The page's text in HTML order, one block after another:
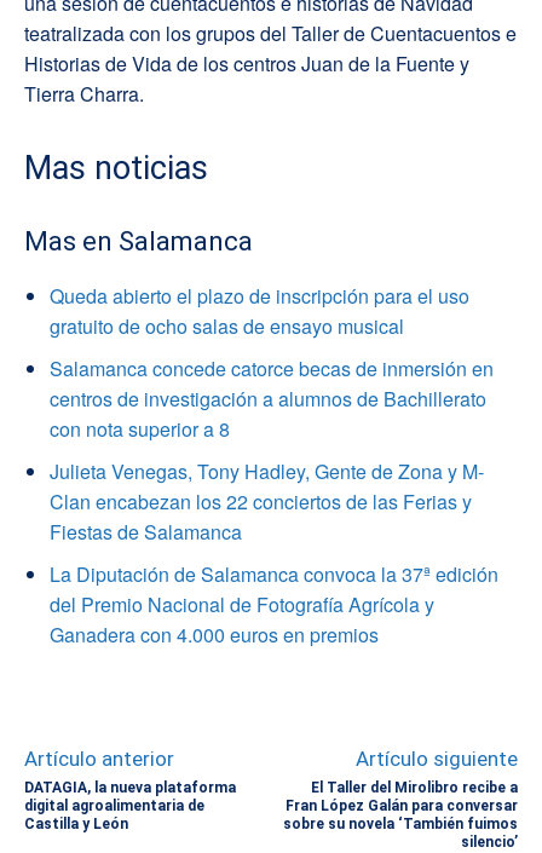
teatralizada con los grupos del Taller de Cuentacuentos e
Historias de Vida de los centros Juan de la Fuente y
Tierra Charra.
Mas noticias
Mas en Salamanca
Queda abierto el plazo de inscripción para el uso
gratuito de ocho salas de ensayo musical
Salamanca concede catorce becas de inmersión en
centros de investigación a alumnos de Bachillerato
con nota superior a 8
Julieta Venegas, Tony Hadley, Gente de Zona y M-
Clan encabezan los 22 conciertos de las Ferias y
Fiestas de Salamanca
La Diputación de Salamanca convoca la 37ª edición
del Premio Nacional de Fotografía Agrícola y
Ganadera con 4.000 euros en premios
Artículo anterior
DATAGIA, la nueva plataforma
digital agroalimentaria de
Castilla y León
Artículo siguiente
El Taller del Mirolibro recibe a
Fran López Galán para conversar
sobre su novela ‘También fuimos
silencio’